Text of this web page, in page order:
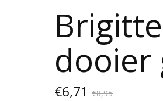
dooier
€6,71€8,95